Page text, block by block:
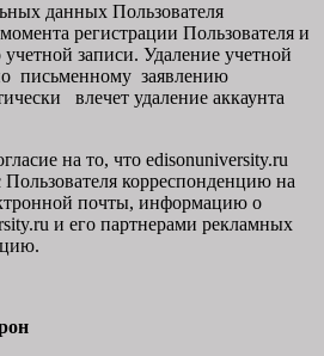
данных Пользователя
регистрации Пользователя и
записи. Удаление учетной
письменному заявлению
влечет удаление аккаунта
на то, что edisonuniversity.ru
Пользователя корреспонденцию на
почты, информацию о
и его партнерами рекламных